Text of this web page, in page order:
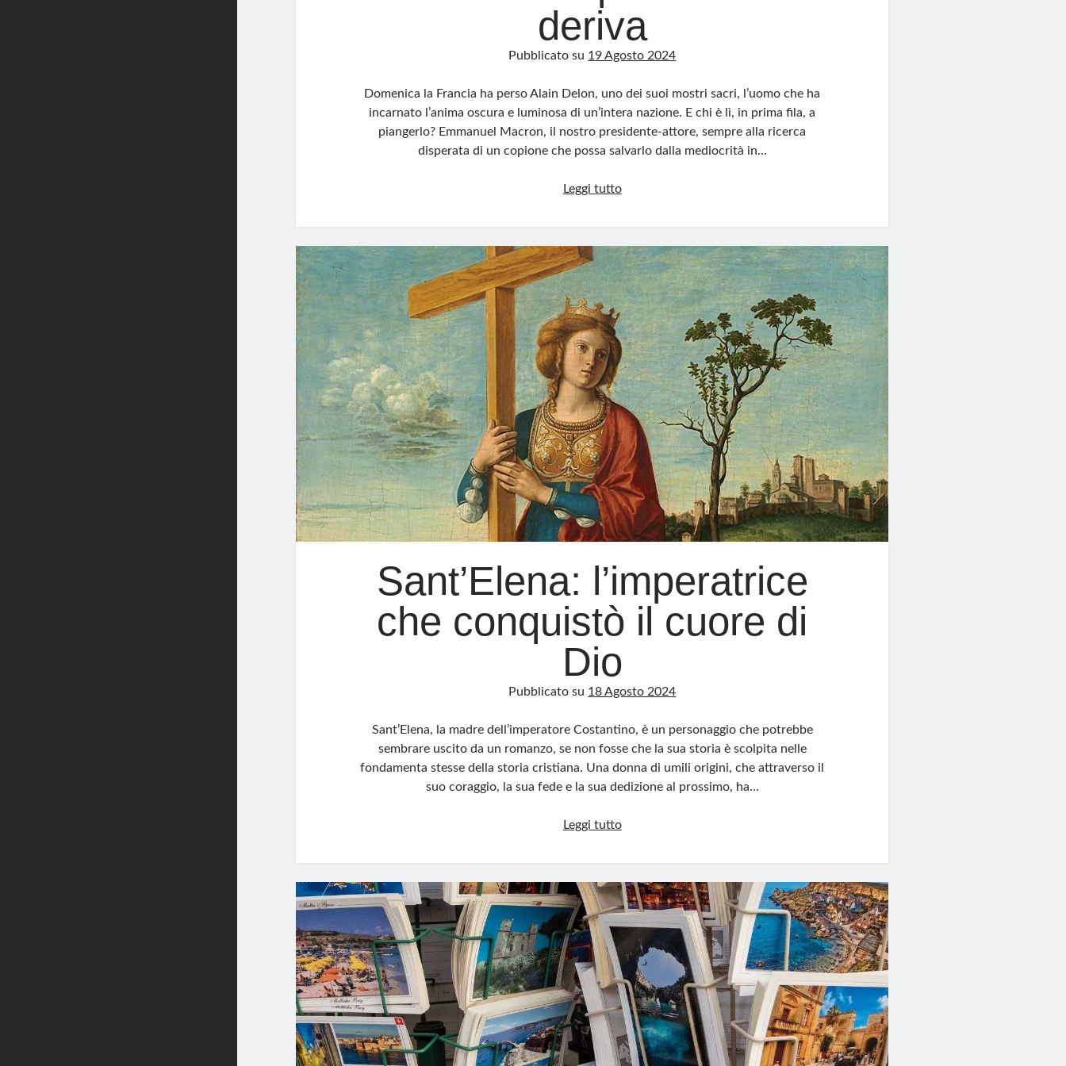
deriva
Pubblicato su 19 Agosto 2024
Domenica la Francia ha perso Alain Delon, uno dei suoi mostri sacri, l’uomo che ha
incarnato l’anima oscura e luminosa di un’intera nazione. E chi è lì, in prima fila, a
piangerlo? Emmanuel Macron, il nostro presidente-attore, sempre alla ricerca
disperata di un copione che possa salvarlo dalla mediocrità in…
Leggi tuttoDelon
l’ultimo
ballo
di
un
paese
alla
deriva
Sant’Elena: l’imperatrice
che conquistò il cuore di
Dio
Pubblicato su 18 Agosto 2024
Sant’Elena, la madre dell’imperatore Costantino, è un personaggio che potrebbe
sembrare uscito da un romanzo, se non fosse che la sua storia è scolpita nelle
fondamenta stesse della storia cristiana. Una donna di umili origini, che attraverso il
suo coraggio, la sua fede e la sua dedizione al prossimo, ha…
Leggi tuttoSant’Elena:
conquistò
il
cuore
Dio